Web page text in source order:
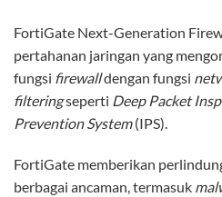
FortiGate Next-Generation
pertahanan jaringan yang
fungsi firewalldengan fungsi
filteringseperti Deep Packet
Prevention System(IPS).
FortiGate memberikan
berbagai ancaman, termasuk